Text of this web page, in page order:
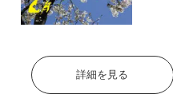
詳細を見る